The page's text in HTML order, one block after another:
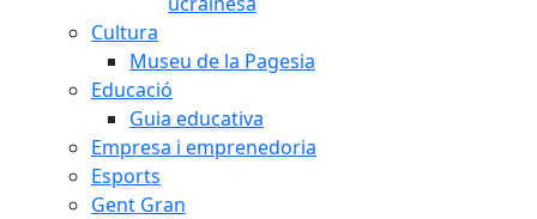
Cultura
Museu de la Pagesia
Educació
Guia educativa
Empresa i emprenedoria
Esports
Gent Gran